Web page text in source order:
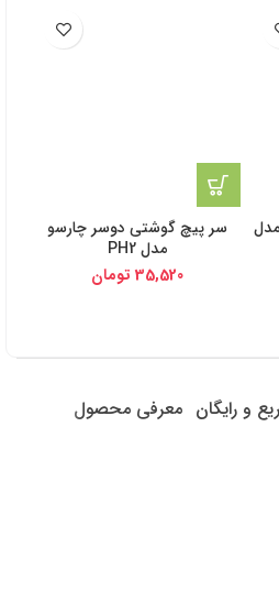
سر پیچ گوشتی دوسر چارسو
مدل PH2
35,520 تومان
و رایگان معرفی محصول